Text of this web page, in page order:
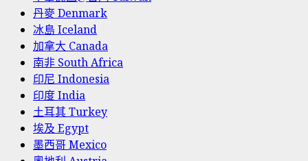
丹麥 Denmark
冰島 Iceland
加拿大 Canada
南非 South Africa
印尼 Indonesia
印度 India
土耳其 Turkey
埃及 Egypt
墨西哥 Mexico